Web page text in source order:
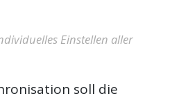
Einstellen aller
soll die